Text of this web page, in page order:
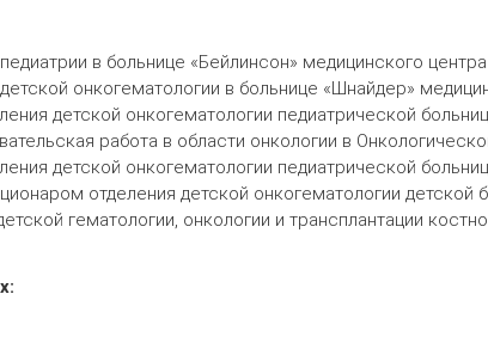
в больнице «Бейлинсон» медицинского
онкогематологии в больнице «Шнайдер»
детской онкогематологии педиатрической
работа в области онкологии в
детской онкогематологии педиатрической
отделения детской онкогематологии
гематологии, онкологии и трансплантации